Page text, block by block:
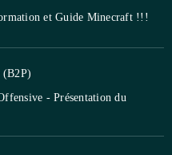
et Guide Minecraft !!!
(B2P)
- Présentation du